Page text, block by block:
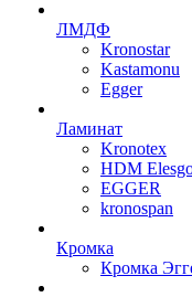
ЛМДФ
Kronostar
Kastamonu
Egger
Ламинат
Kronotex
HDM
EGGER
kronospan
Кромка
Кромка